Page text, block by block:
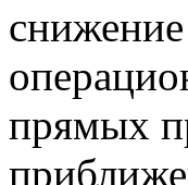
прямых